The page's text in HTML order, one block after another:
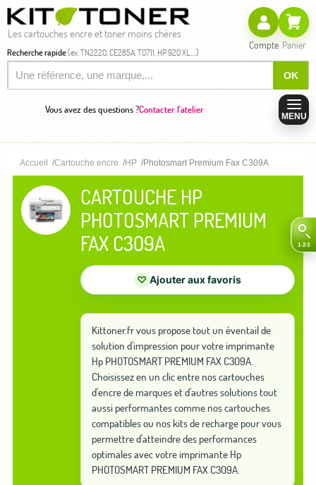
Les cartouches encre et toner moins chères
Recherche rapide(ex: TN2220, CE285A, T0711, HP 920 XL,...)
OK
Compte Panier
Vous avez des questions ?Contacter l'atelier
MENU
Accueil Cartouche encre HP Photosmart Premium Fax C309A
CARTOUCHE HP
PHOTOSMART PREMIUM
FAX C309A
♡ Ajouter aux favoris
Kittoner.fr vous propose tout un éventail de
solution d'impression pour votre imprimante
Hp PHOTOSMART PREMIUM FAX C309A.
Choisissez en un clic entre nos cartouches
d'encre de marques et d'autres solutions tout
aussi performantes comme nos cartouches
compatibles ou nos kits de recharge pour vous
permettre d'atteindre des performances
optimales avec votre imprimante Hp
PHOTOSMART PREMIUM FAX C309A.